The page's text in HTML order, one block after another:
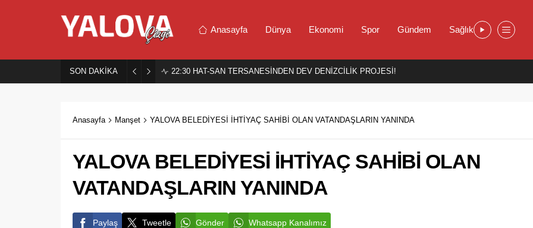
Anasayfa Dünya Ekonomi Spor Gündem Sağlık
SON DAKİKA 22:30 HAT-SAN TERSANESİNDEN DEV DENİZCİLİK PROJESİ!
Anasayfa Manşet YALOVA BELEDİYESİ İHTİYAÇ SAHİBİ OLAN VATANDAŞLARIN YANINDA
YALOVA BELEDİYESİ İHTİYAÇ SAHİBİ OLAN
VATANDAŞLARIN YANINDA
Paylaş Tweetle Gönder Whatsapp Kanalımız